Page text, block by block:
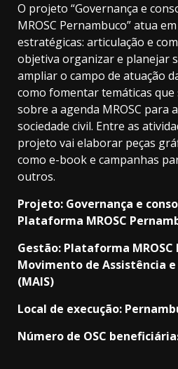
O projeto “Governança e
MROSC Pernambuco” atua
estratégicas: articulação e
objetiva organizar e planejar
ampliar o campo de atuação
como fomentar temáticas que
sobre a agenda MROSC para
sociedade civil. Entre as
projeto vai elaborar peças
como e-book e campanhas
outros.
Projeto: Governança e
Plataforma MROSC
Gestão: Plataforma MROSC
Movimento de Assistência e
(MAIS)
Local de execução:
Número de OSC